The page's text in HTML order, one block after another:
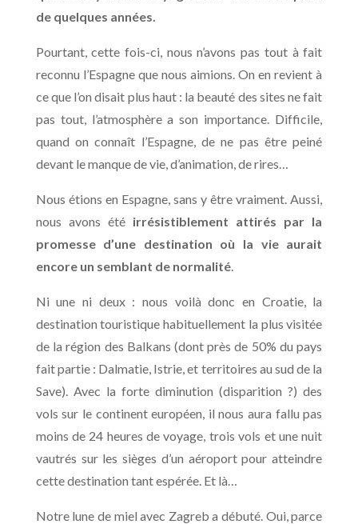
de quelques années.
Pourtant, cette fois-ci, nous n’avons pas tout à fait
reconnu l’Espagne que nous aimions. On en revient à
ce que l’on disait plus haut : la beauté des sites ne fait
pas tout, l’atmosphère a son importance. Difficile,
quand on connaît l’Espagne, de ne pas être peiné
devant le manque de vie, d’animation, de rires…
Nous étions en Espagne, sans y être vraiment. Aussi,
nous avons été irrésistiblement attirés par la
promesse d’une destination où la vie aurait
encore un semblant de normalité.
Ni une ni deux : nous voilà donc en Croatie, la
destination touristique habituellement la plus visitée
de la région des Balkans (dont près de 50% du pays
fait partie : Dalmatie, Istrie, et territoires au sud de la
Save). Avec la forte diminution (disparition ?) des
vols sur le continent européen, il nous aura fallu pas
moins de 24 heures de voyage, trois vols et une nuit
vautrés sur les sièges d’un aéroport pour atteindre
cette destination tant espérée. Et là…
Notre lune de miel avec Zagreb a débuté. Oui, parce